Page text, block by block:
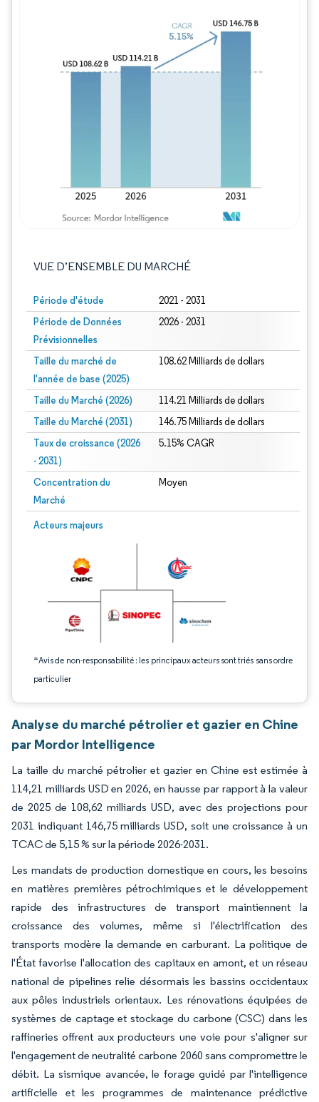
VUE D’ENSEMBLE DU MARCHÉ
Période d'étude 2021 - 2031
Période de Données
Prévisionnelles
2026 - 2031
Taille du marché de
l'année de base (2025)
108.62 Milliards de dollars
Taille du Marché (2026) 114.21 Milliards de dollars
Taille du Marché (2031) 146.75 Milliards de dollars
Taux de croissance (2026
- 2031)
5.15% CAGR
Concentration du
Marché
Moyen
Acteurs majeurs
*Avis de non-responsabilité : les principaux acteurs sont triés sans ordre
particulier
Image © Mordor Intelligence. La réutilisation nécessite une attribution sous CC
Analyse du marché pétrolier et gazier en Chine
par Mordor Intelligence
La taille du marché pétrolier et gazier en Chine est estimée à
114,21 milliards USD en 2026, en hausse par rapport à la valeur
de 2025 de 108,62 milliards USD, avec des projections pour
2031 indiquant 146,75 milliards USD, soit une croissance à un
TCAC de 5,15 % sur la période 2026-2031.
Les mandats de production domestique en cours, les besoins
en matières premières pétrochimiques et le développement
rapide des infrastructures de transport maintiennent la
croissance des volumes, même si l'électrification des
transports modère la demande en carburant. La politique de
l'État favorise l'allocation des capitaux en amont, et un réseau
national de pipelines relie désormais les bassins occidentaux
aux pôles industriels orientaux. Les rénovations équipées de
systèmes de captage et stockage du carbone (CSC) dans les
raffineries offrent aux producteurs une voie pour s'aligner sur
l'engagement de neutralité carbone 2060 sans compromettre le
débit. La sismique avancée, le forage guidé par l'intelligence
artificielle et les programmes de maintenance prédictive